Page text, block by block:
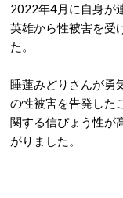
2022年4月に自身が
英雄から性被害を受
た。
睡蓮みどりさんが勇
の性被害を告発した
関する信ぴょう性が
がりました。